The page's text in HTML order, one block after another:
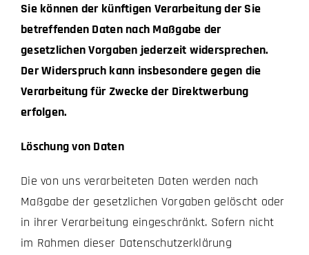
Sie können der künftigen Verarbeitung der Sie
betreffenden Daten nach Maßgabe der
gesetzlichen Vorgaben jederzeit widersprechen.
Der Widerspruch kann insbesondere gegen die
Verarbeitung für Zwecke der Direktwerbung
erfolgen.
Löschung von Daten
Die von uns verarbeiteten Daten werden nach
Maßgabe der gesetzlichen Vorgaben gelöscht oder
in ihrer Verarbeitung eingeschränkt. Sofern nicht
im Rahmen dieser Datenschutzerklärung